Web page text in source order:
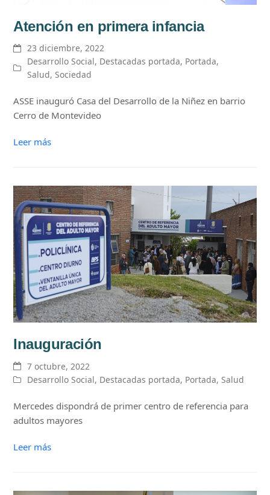
Atención en primera infancia
23 diciembre, 2022
Desarrollo Social, Destacadas portada, Portada,
Salud,Sociedad
ASSE inauguró Casa del Desarrollo de la Niñez en barrio
Cerro de Montevideo
Leer más
Inauguración
7 octubre, 2022
Desarrollo Social, Destacadas portada, Portada,Salud
Mercedes dispondrá de primer centro de referencia para
adultos mayores
Leer más